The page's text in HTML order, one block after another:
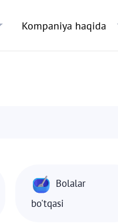
Kompaniya haqida
Bolalar
bo'tqasi